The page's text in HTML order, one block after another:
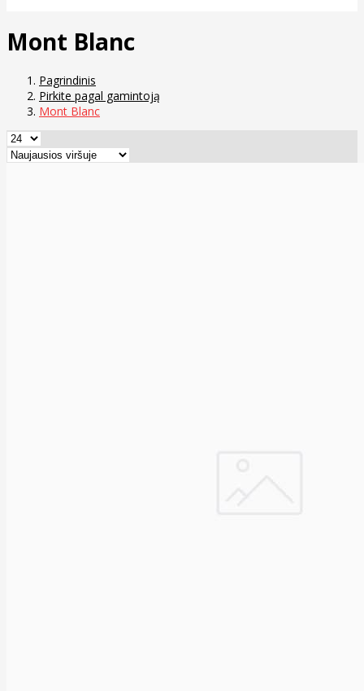
Mont Blanc
Pagrindinis
Pirkite pagal gamintoją
Mont Blanc